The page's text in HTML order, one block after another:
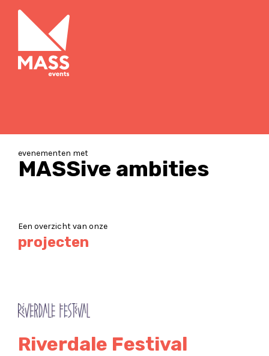
evenementen met
MASSive ambities
Een overzicht van onze
projecten
Riverdale Festival